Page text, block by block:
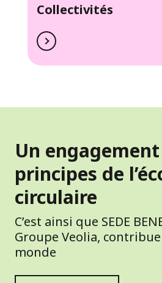
Collectivités
Un
principes de
circulaire
C’est ainsi que SEDE
Groupe Veolia,
monde